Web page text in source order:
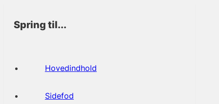
Spring til...
Hovedindhold
Sidefod